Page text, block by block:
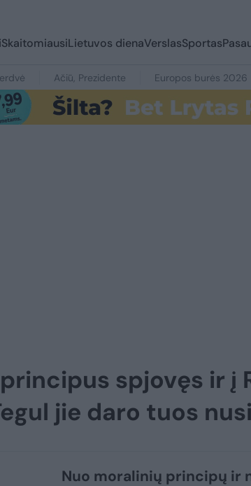
SkaitomiausiLietuvos dienaVerslasSportas
Ačiū, Prezidente Europos burės 2026
spjovęs ir į
jie daro tuos
Nuo moralinių principų ir